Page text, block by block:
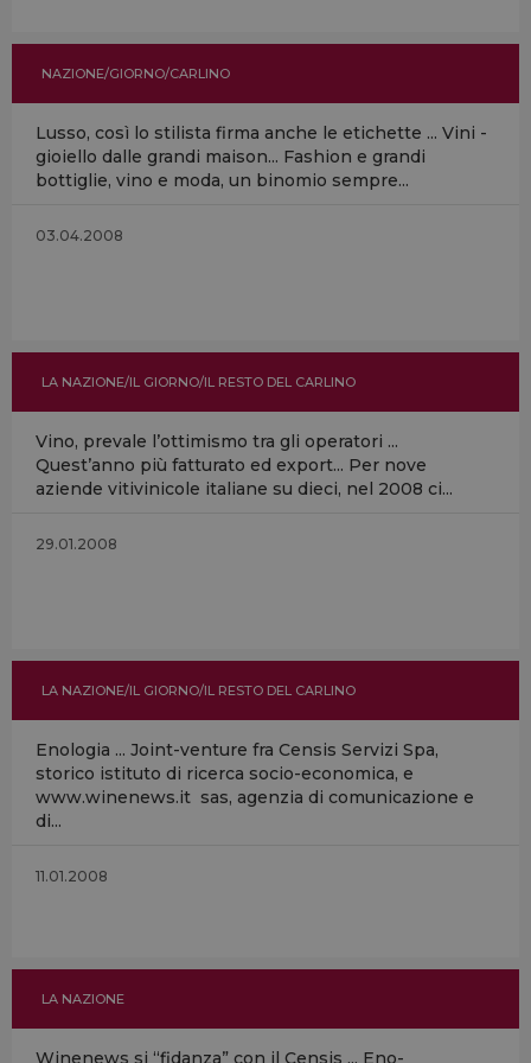
NAZIONE/GIORNO/CARLINO
Lusso, così lo stilista firma anche le etichette ... Vini -
gioiello dalle grandi maison... Fashion e grandi
bottiglie, vino e moda, un binomio sempre...
03.04.2008
LA NAZIONE/IL GIORNO/IL RESTO DEL CARLINO
Vino, prevale l’ottimismo tra gli operatori ...
Quest’anno più fatturato ed export... Per nove
aziende vitivinicole italiane su dieci, nel 2008 ci...
29.01.2008
LA NAZIONE/IL GIORNO/IL RESTO DEL CARLINO
Enologia ... Joint-venture fra Censis Servizi Spa,
storico istituto di ricerca socio-economica, e
www.winenews.it sas, agenzia di comunicazione e
di...
11.01.2008
LA NAZIONE
Winenews si “fidanza” con il Censis ... Eno-